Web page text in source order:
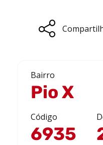
Bairro
Pio X
Código
6935